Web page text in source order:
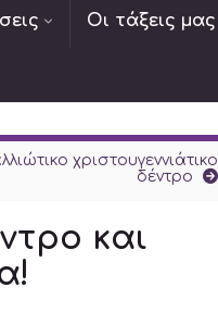
Οι τάξεις μας
χριστουγεννιάτικο
δέντρο
και